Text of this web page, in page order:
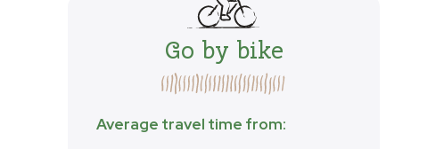
Go by bike
Average travel time from: